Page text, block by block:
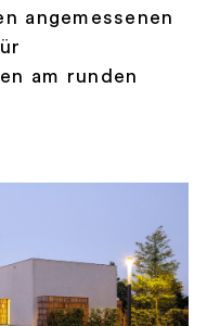
angemessenen
am runden